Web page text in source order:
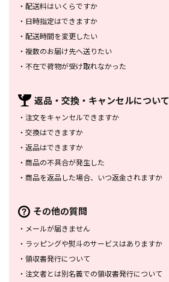
・ 配送料はいくらですか
・ 日時指定はできますか
・ 配送時間を変更したい
・ 複数のお届け先へ送りたい
・ 不在で荷物が受け取れなかった
返品・交換・ キャンセルについて
・ 注文をキャンセルできますか
・ 交換はできますか
・ 返品はできますか
・ 商品の不具合が発生した
・ 商品を返品した場合、 いつ返金されますか
その他の質問
・ メールが届きません
・ ラッピングや熨斗のサービスはありますか
・ 領収書発行について
・ 注文者とは別名義での領収書発行について